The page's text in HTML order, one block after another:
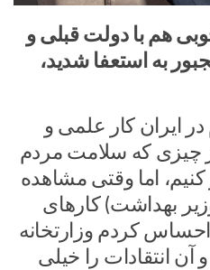
هم با دولت قبلی و
به استعفا شدید،
ایران کار علمی و
چیزی که سلامت مردم
اما وقتی مشاهده
بهداشت) کارهای
کردم وزارتخانه
انتقادات را خیلی